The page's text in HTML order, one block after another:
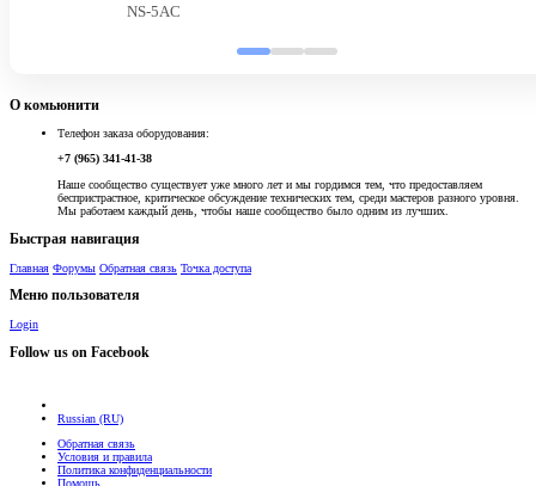
NS-5AC
О комьюнити
Телефон заказа оборудования:
+7 (965) 341-41-38
Наше сообщество существует уже много лет и мы гордимся тем, что предоставляем
беспристрастное, критическое обсуждение технических тем, среди мастеров разного уровня.
Мы работаем каждый день, чтобы наше сообщество было одним из лучших.
Быстрая навигация
Главная Форумы Обратная связь Точка доступа
Меню пользователя
Login
Follow us on Facebook
Russian (RU)
Обратная связь
Условия и правила
Политика конфиденциальности